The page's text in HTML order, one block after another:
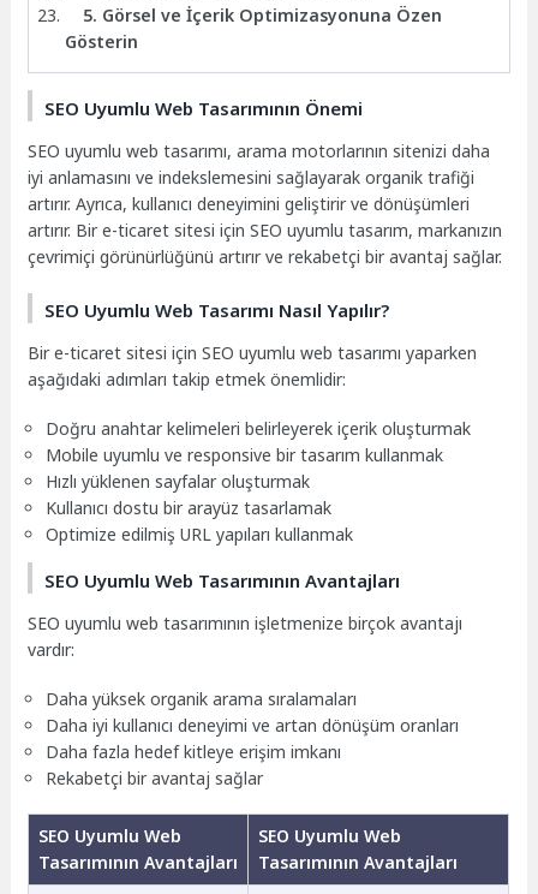
5. Görsel ve İçerik Optimizasyonuna Özen
Gösterin
SEO Uyumlu Web Tasarımının Önemi
SEO uyumlu web tasarımı, arama motorlarının sitenizi daha
iyi anlamasını ve indekslemesini sağlayarak organik trafiği
artırır. Ayrıca, kullanıcı deneyimini geliştirir ve dönüşümleri
artırır. Bir e-ticaret sitesi için SEO uyumlu tasarım, markanızın
çevrimiçi görünürlüğünü artırır ve rekabetçi bir avantaj sağlar.
SEO Uyumlu Web Tasarımı Nasıl Yapılır?
Bir e-ticaret sitesi için SEO uyumlu web tasarımı yaparken
aşağıdaki adımları takip etmek önemlidir:
Doğru anahtar kelimeleri belirleyerek içerik oluşturmak
Mobile uyumlu ve responsive bir tasarım kullanmak
Hızlı yüklenen sayfalar oluşturmak
Kullanıcı dostu bir arayüz tasarlamak
Optimize edilmiş URL yapıları kullanmak
SEO Uyumlu Web Tasarımının Avantajları
SEO uyumlu web tasarımının işletmenize birçok avantajı
vardır:
Daha yüksek organik arama sıralamaları
Daha iyi kullanıcı deneyimi ve artan dönüşüm oranları
Daha fazla hedef kitleye erişim imkanı
Rekabetçi bir avantaj sağlar
SEO Uyumlu Web
Tasarımının Avantajları
SEO Uyumlu Web
Tasarımının Avantajları